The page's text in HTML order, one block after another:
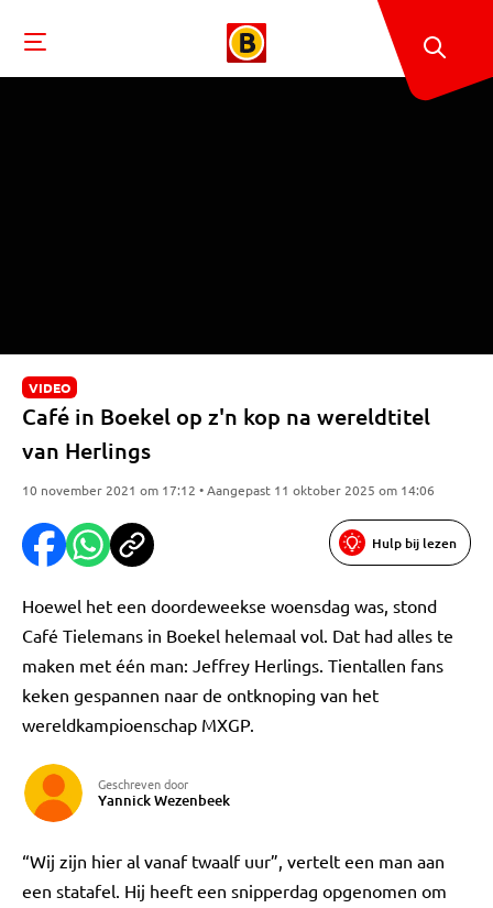
VIDEO
Café in Boekel op z'n kop na wereldtitel
van Herlings
10 november 2021 om 17:12 • Aangepast 11 oktober 2025 om 14:06
Hulp bij lezen
Hoewel het een doordeweekse woensdag was, stond
Café Tielemans in Boekel helemaal vol. Dat had alles te
maken met één man: Jeffrey Herlings. Tientallen fans
keken gespannen naar de ontknoping van het
wereldkampioenschap MXGP.
Geschreven door
Yannick Wezenbeek
“Wij zijn hier al vanaf twaalf uur”, vertelt een man aan
een statafel. Hij heeft een snipperdag opgenomen om